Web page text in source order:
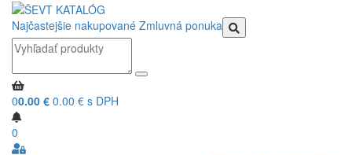
Najčastejšie nakupované Zmluvná ponuka
00.00 € 0.00 € s DPH
0